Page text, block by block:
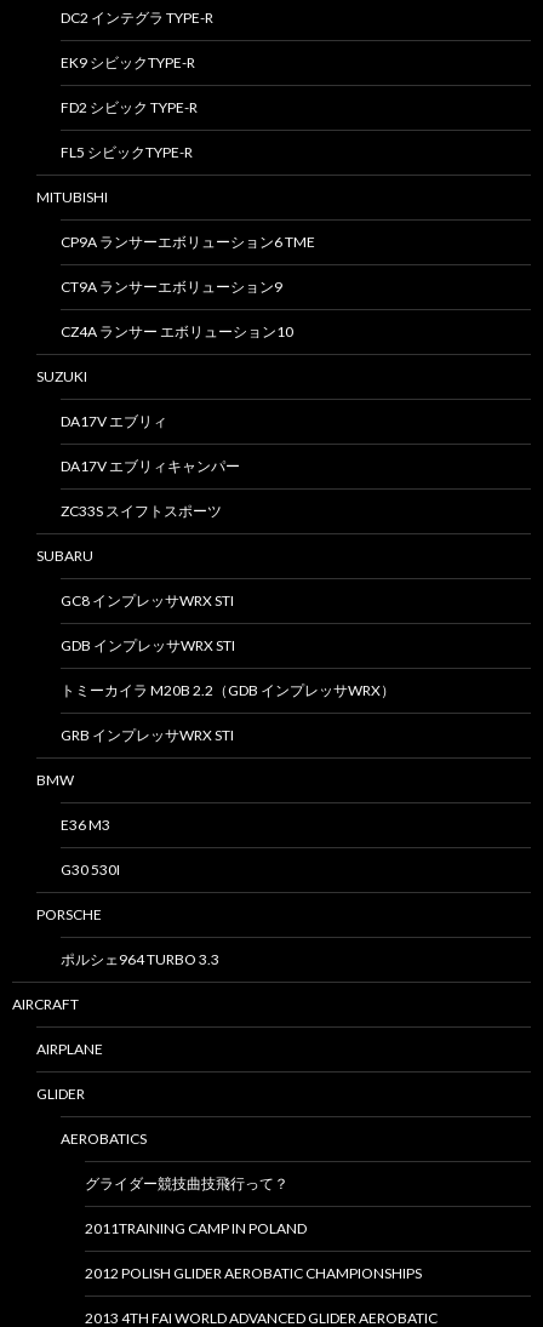
DC2 インテグラ TYPE-R
EK9 シビックTYPE-R
FD2 シビック TYPE-R
FL5 シビックTYPE-R
MITUBISHI
CP9A ランサーエボリューション6 TME
CT9A ランサーエボリューション9
CZ4A ランサー エボリューション10
SUZUKI
DA17V エブリィ
DA17V エブリィキャンパー
ZC33S スイフトスポーツ
SUBARU
GC8 インプレッサWRX STI
GDB インプレッサWRX STI
トミーカイラ M20B 2.2（GDB インプレッサWRX）
GRB インプレッサWRX STI
BMW
E36 M3
G30 530I
PORSCHE
ポルシェ964 TURBO 3.3
AIRCRAFT
AIRPLANE
GLIDER
AEROBATICS
グライダー競技曲技飛行って？
2011TRAINING CAMP IN POLAND
2012 POLISH GLIDER AEROBATIC CHAMPIONSHIPS
2013 4TH FAI WORLD ADVANCED GLIDER AEROBATIC